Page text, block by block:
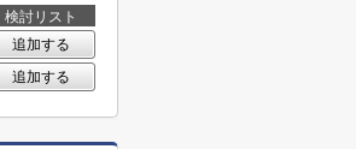
検討リスト
追加する
追加する